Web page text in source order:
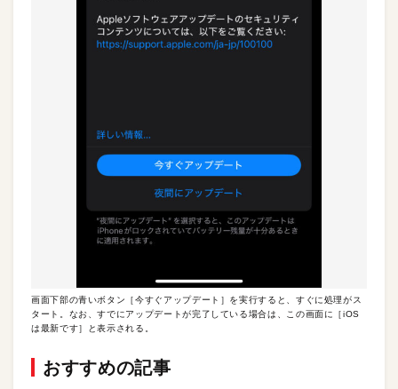
画面下部の青いボタン［今すぐアップデート］を実行すると、すぐに処理がス
タート。なお、すでにアップデートが完了している場合は、この画面に［iOS
は最新です］と表示される。
おすすめの記事